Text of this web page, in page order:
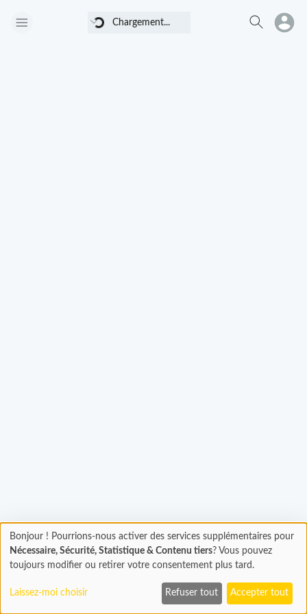
Chargement... Chargement...
Chargement
En cours...
Bonjour ! Pourrions-nous activer des services supplémentaires pour
Nécessaire, Sécurité, Statistique & Contenu tiers? Vous pouvez
toujours modifier ou retirer votre consentement plus tard.
Laissez-moi choisir Refuser tout Accepter tout